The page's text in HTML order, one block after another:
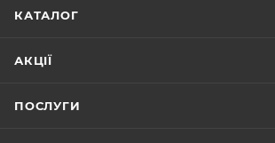
КАТАЛОГ
АКЦІЇ
ПОСЛУГИ